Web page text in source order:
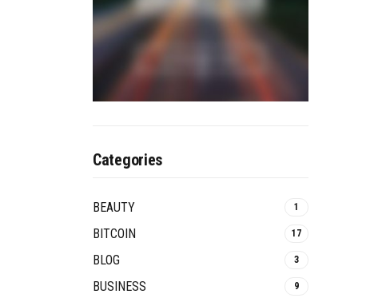
Categories
BEAUTY 1
BITCOIN 17
BLOG 3
BUSINESS 9